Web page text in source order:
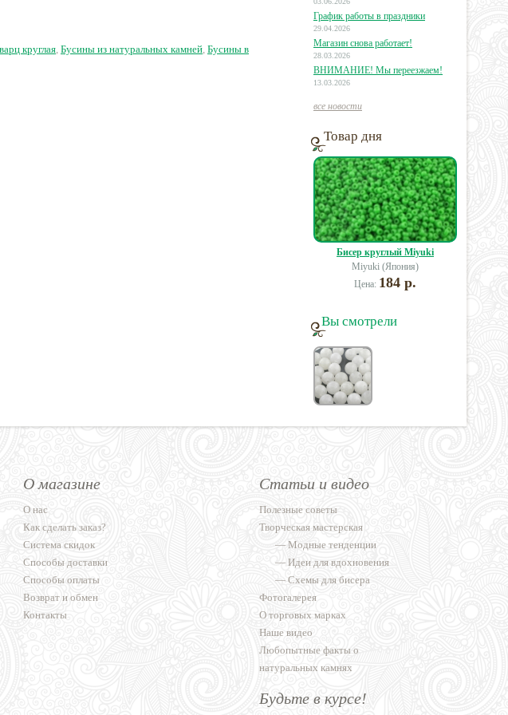
17 руб.
круглая, Бусины из натуральных камней, Бусины в
График работы в праздники
29.04.2026
Магазин снова работает!
28.03.2026
ВНИМАНИЕ! Мы переезжаем!
13.03.2026
все новости
Товар дня
Бисер круглый Miyuki
Miyuki (Япония)
Цена: 184 р.
Вы смотрели
О магазине
О нас
Как сделать заказ?
Система скидок
Способы доставки
Способы оплаты
Возврат и обмен
Контакты
Статьи и видео
Полезные советы
Творческая мастерская
—Модные тенденции
—Идеи для вдохновения
—Схемы для бисера
Фотогалерея
О торговых марках
Наше видео
Любопытные факты о
натуральных камнях
Будьте в курсе!